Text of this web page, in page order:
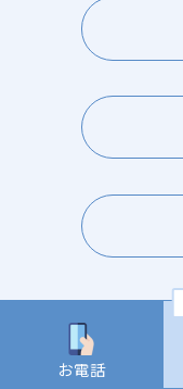
お電話
TOP
料金